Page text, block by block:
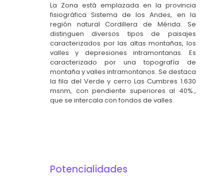
La Zona está emplazada en la provincia
fisiográfica Sistema de los Andes, en la
región natural Cordillera de Mérida. Se
distinguen diversos tipos de paisajes
caracterizados por las altas montañas, los
valles y depresiones intramontanas. Es
caracterizado por una topografía de
montaña y valles intramontanos. Se destaca
la fila del Verde y cerro Las Cumbres 1.630
msnm, con pendiente superiores al 40%.,
que se intercala con fondos de valles.
Potencialidades